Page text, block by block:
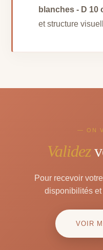
blanches - D 10
et structure
— ON
Validez
Pour recevoir
disponibilités
VOIR